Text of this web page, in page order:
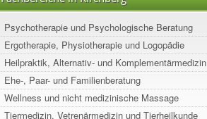
Psychotherapie und Psychologische Beratung
Ergotherapie, Physiotherapie und Logopädie
Heilpraktik, Alternativ- und Komplementärmedizin
Ehe-, Paar- und Familienberatung
Wellness und nicht medizinische Massage
Tiermedizin, Vetrenärmedizin und Tierheilkunde